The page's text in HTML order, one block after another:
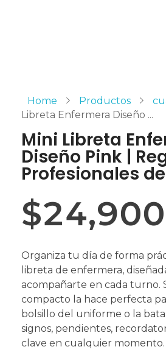
Home Productos
Libreta Enfermera Diseño ...
Mini Libreta
Diseño Pink |
Profesionales
$24,900
Organiza tu día de forma
libreta de enfermera,
acompañarte en cada turno.
compacto la hace perfecta
bolsillo del uniforme o la
signos, pendientes,
clave en cualquier momento.